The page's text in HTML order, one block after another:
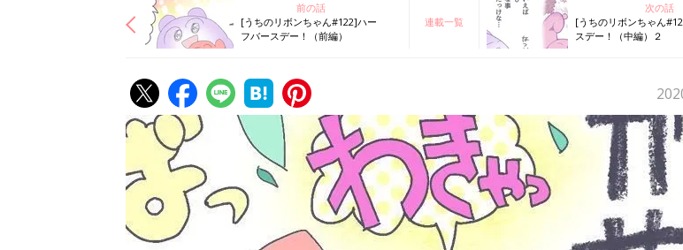
前の話
[うちのリボンちゃん#122]ハー
フバースデー！（前編）
連載一覧
次の話
[うちのリボンちゃん
スデー！（中編）２